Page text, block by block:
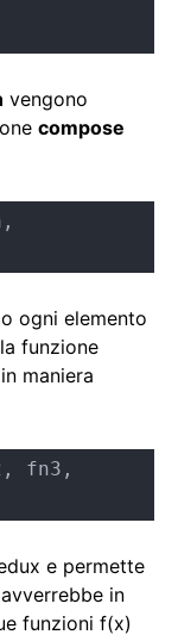
vengono
compose
ogni elemento
funzione
maniera
fn3,
e permette
in
funzioni f(x)